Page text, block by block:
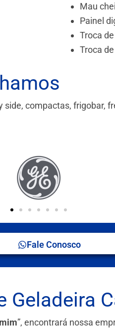
Mau
Painel
Troca
Troca
compactas, frigobar,
Fale Conosco
Geladeira
”, encontrará nossa